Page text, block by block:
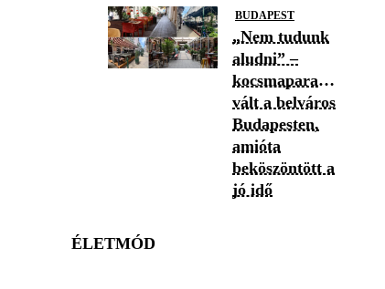
BUDAPEST
„Nem tudunk
aludni” –
kocsmaparadicsommá
vált a belváros
Budapesten,
amióta
beköszöntött a
jó idő
ÉLETMÓD